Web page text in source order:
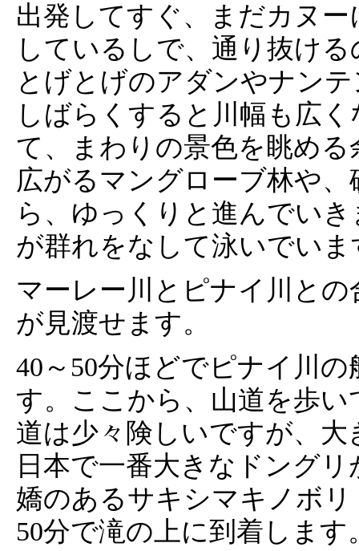
出発してすぐ、まだカヌ
しているしで、通り抜け
とげとげのアダンやナン
しばらくすると川幅も広
て、まわりの景色を眺め
広がるマングローブ林や
ら、ゆっくりと進んでい
が群れをなして泳いでいま
マーレー川とピナイ川と
が見渡せます。
40～50分ほどでピナイ川
す。ここから、山道を歩
道は少々険しいですが、
日本で一番大きなドング
嬌のあるサキシマキノボ
50分で滝の上に到着します